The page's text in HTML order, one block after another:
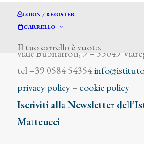
LOGIN / REGISTER
CARRELLO
Il tuo carrello è vuoto.
viale Buonarroti, 9 – 55049
tel +39 0584 54354
privacy policy– cookie policy
Iscriviti alla Newsletter
Matteucci